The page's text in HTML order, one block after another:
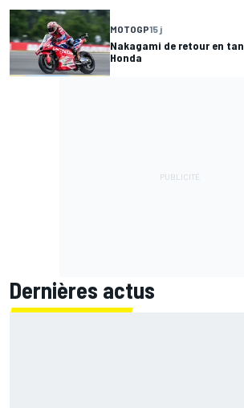
MOTOGP15 j
Nakagami de retour en
Honda
Dernières actus